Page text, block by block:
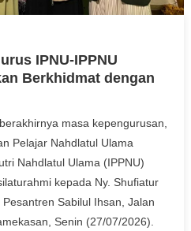
IPNU-IPPNU
Berkhidmat dengan
masa kepengurusan,
Pelajar Nahdlatul Ulama
Nahdlatul Ulama (IPPNU)
kepada Ny. Shufiatur
Sabilul Ihsan, Jalan
Senin (27/07/2026).